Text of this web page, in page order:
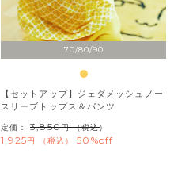
70/80/90
【セットアップ】ジェダメッシュノー
スリーブトップス＆パンツ
定価： 3,850 （税込）
1,925 税込 50%off